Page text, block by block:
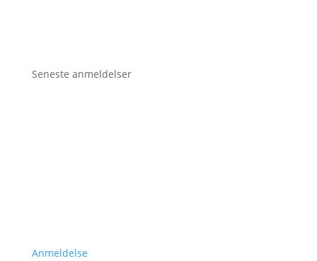
Seneste anmeldelser
Anmeldelse